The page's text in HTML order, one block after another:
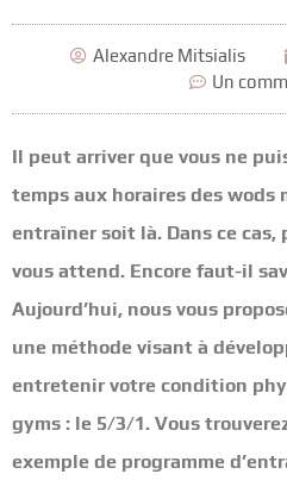
Alexandre Mitsialis
Un
Il peut arriver que vous ne
temps aux horaires des wods
entraîner soit là. Dans ce cas,
vous attend. Encore faut-il
Aujourd’hui, nous vous
une méthode visant à
entretenir votre condition
gyms : le 5/3/1. Vous
exemple de programme